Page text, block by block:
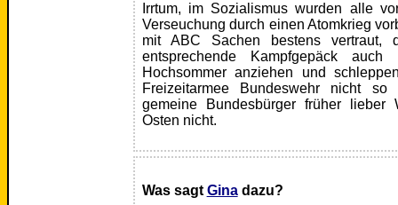
Irrtum, im Sozialismus wurden alle
Verseuchung durch einen Atomkrieg
mit ABC Sachen bestens vertraut,
entsprechende Kampfgepäck
Hochsommer anziehen und
Freizeitarmee Bundeswehr nicht
gemeine Bundesbürger früher lieber
Osten nicht.
Was sagt Ginadazu?